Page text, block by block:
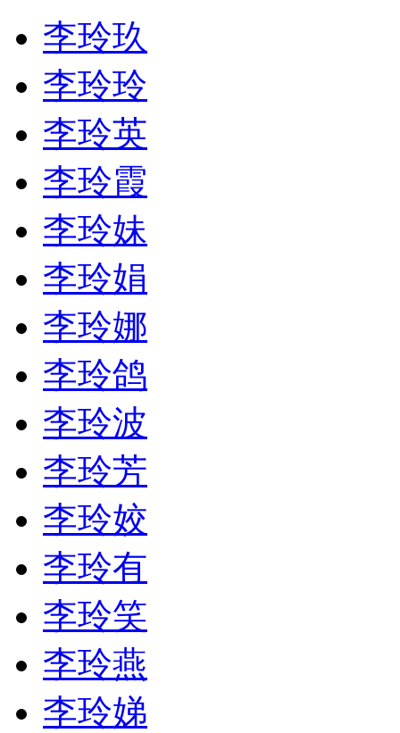
李玲玖
李玲玲
李玲英
李玲霞
李玲妹
李玲娟
李玲娜
李玲鸽
李玲波
李玲芳
李玲姣
李玲有
李玲笑
李玲燕
李玲娣